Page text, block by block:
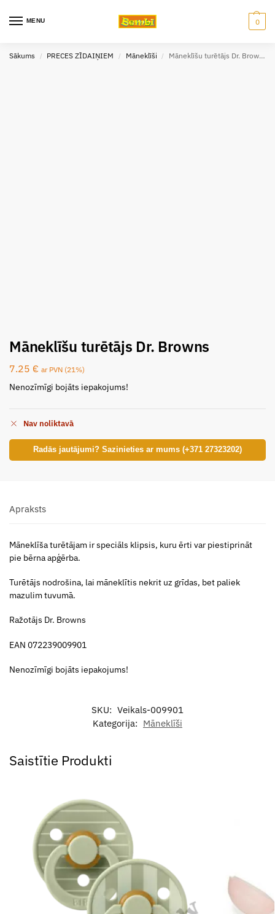
MENU 0
Sākums / PRECES ZĪDAIŅIEM / Māneklīši / Māneklīšu turētājs Dr. Browns
Māneklīšu turētājs Dr. Browns
7.25 € ar PVN (21%)
Nenozīmīgi bojāts iepakojums!
Nav noliktavā
Radās jautājumi? Sazinieties ar mums (+371 27323202)
Apraksts
Māneklīša turētājam ir speciāls klipsis, kuru ērti var piestiprināt
pie bērna apģērba.
Turētājs nodrošina, lai māneklītis nekrit uz grīdas, bet paliek
mazulim tuvumā.
Ražotājs Dr. Browns
EAN 072239009901
Nenozīmīgi bojāts iepakojums!
SKU: Veikals-009901
Kategorija: Māneklīši
Saistītie Produkti